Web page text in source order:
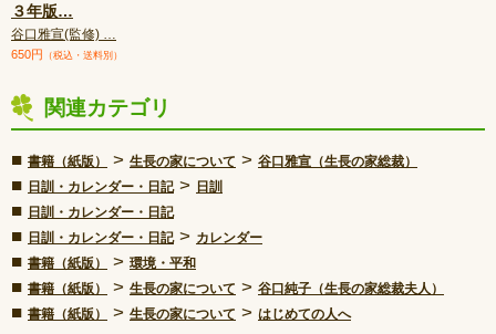
３年版…
谷口雅宣(監修) …
650円 （税込・送料別）
関連カテゴリ
■ 書籍（紙版） > 生長の家について > 谷口雅宣（生長の家総裁）
■ 日訓・カレンダー・日記 > 日訓
■ 日訓・カレンダー・日記
■ 日訓・カレンダー・日記 > カレンダー
■ 書籍（紙版） > 環境・平和
■ 書籍（紙版） > 生長の家について > 谷口純子（生長の家総裁夫人）
■ 書籍（紙版） > 生長の家について > はじめての人へ